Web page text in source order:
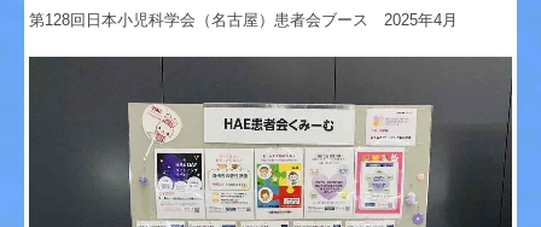
第128回日本小児科学会（名古屋）患者会ブース 2025年4月